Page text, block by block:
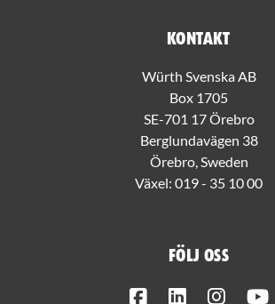
Kontakt
Würth Svenska AB
Box 1705
SE-701 17 Örebro
Berglundavägen 38
Örebro, Sweden
Växel: 019 - 35 10 00
Följ oss
FacebookLinkedIn